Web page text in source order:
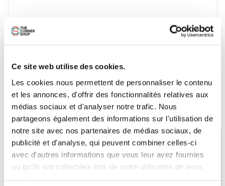
Ce site web utilise des cookies.
Les cookies nous permettent de personnaliser le contenu
et les annonces, d'offrir des fonctionnalités relatives aux
médias sociaux et d'analyser notre trafic. Nous
partageons également des informations sur l'utilisation de
notre site avec nos partenaires de médias sociaux, de
publicité et d'analyse, qui peuvent combiner celles-ci
avec d'autres informations que vous leur avez fournies
ou qu'ils ont collectées lors de votre utilisation de leurs
PAIEMENT SÉCURISÉ
STOCK EN TEMPS RÉEL